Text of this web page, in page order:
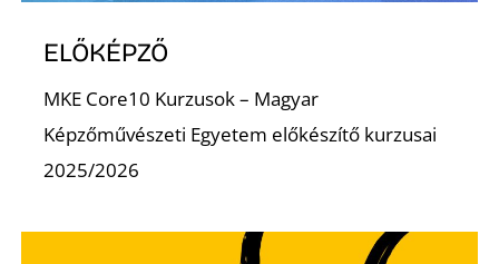
ELŐKÉPZŐ
MKE Core10 Kurzusok – Magyar
Képzőművészeti Egyetem előkészítő kurzusai
2025/2026